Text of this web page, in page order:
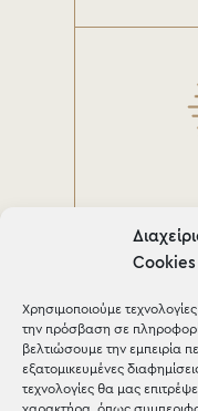
Cookies
Χρησιμοποιούμε
την πρόσβαση σε
βελτιώσουμε την εμπειρία
εξατομικευμένες
τεχνολογίες θα μας
μέσα